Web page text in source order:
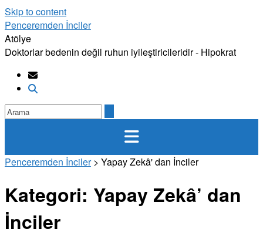
Skip to content
Penceremden İnciler
Atölye
Doktorlar bedenin değil ruhun iyileştiricileridir - Hipokrat
Penceremden İnciler> Yapay Zekâ' dan İnciler
Kategori: Yapay Zekâ’ dan
İnciler